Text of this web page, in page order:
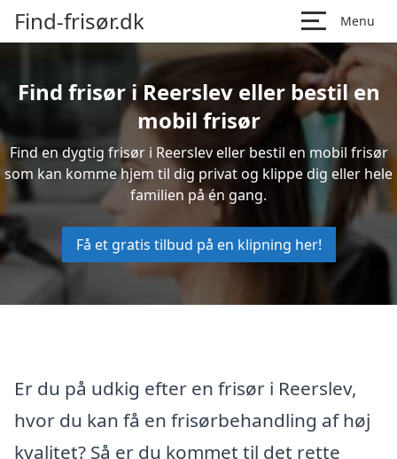
Find-frisør.dk Menu
Find frisør i Reerslev eller bestil en
mobil frisør
Find en dygtig frisør i Reerslev eller bestil en mobil frisør
som kan komme hjem til dig privat og klippe dig eller hele
familien på én gang.
Få et gratis tilbud på en klipning her!
Er du på udkig efter en frisør i Reerslev,
hvor du kan få en frisørbehandling af høj
kvalitet? Så er du kommet til det rette